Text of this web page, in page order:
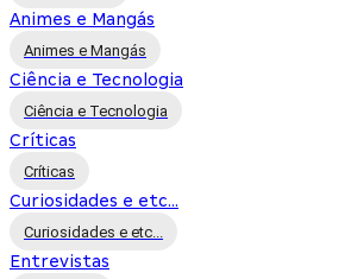
Animes e Mangás
Animes e Mangás
Ciência e Tecnologia
Ciência e Tecnologia
Críticas
Críticas
Curiosidades e etc...
Curiosidades e etc...
Entrevistas